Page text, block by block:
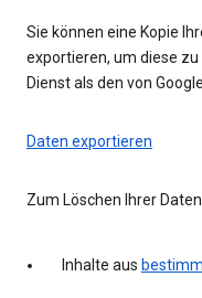
Sie können eine Kopie
exportieren, um diese
Dienst als den von
Daten exportieren
Zum Löschen Ihrer
Inhalte aus